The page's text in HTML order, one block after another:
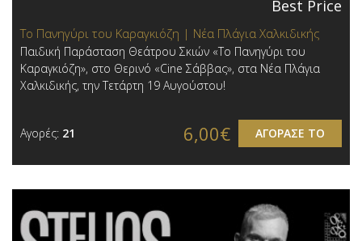
Best Price
Το Πανηγύρι του Καραγκιόζη | Νέα Πλάγια Χαλκιδικής
Παιδική Παράσταση Θεάτρου Σκιών «Το Πανηγύρι του
Καραγκιόζη», στο Θερινό «Cine Σάββας», στα Νέα Πλάγια
Χαλκιδικής, την Τετάρτη 19 Αυγούστου!
Αγορές: 21 ΑΓΟΡΑΣΕ ΤΟ
6,00€